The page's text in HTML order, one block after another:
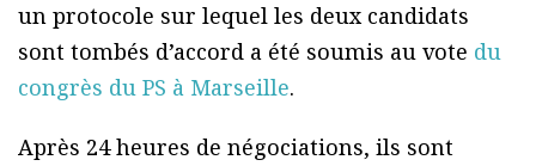
un protocole sur lequel les deux candidats
sont tombés d’accord a été soumis au vote du
congrès du PS à Marseille.
Après 24 heures de négociations, ils sont